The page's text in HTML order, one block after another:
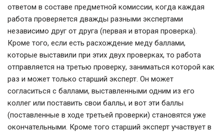
ответом в составе предметной комиссии, когда каждая
работа проверяется дважды разными экспертами
независимо друг от друга (первая и вторая проверка).
Кроме того, если есть расхождение меду баллами,
которые выставили при этих двух проверках, то работа
отправляется на третью проверку, заниматься которой как
раз и может только старший эксперт. Он может
согласиться с баллами, выставленными одним из его
коллег или поставить свои баллы, и вот эти баллы
(поставленные в ходе третьей проверки) становятся уже
окончательными. Кроме того старший эксперт участвует в